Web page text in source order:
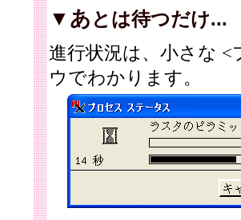
▼あ とは待つだけ...
進行状況は、小さな
ウでわかります。